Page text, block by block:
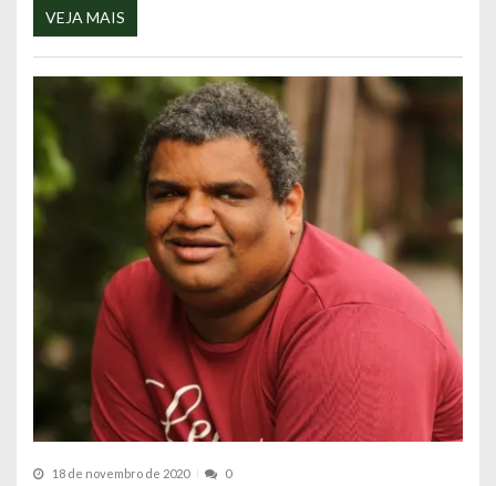
VEJA MAIS
18 de novembro de 2020 0